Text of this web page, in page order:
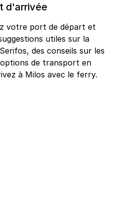
d'arrivée
votre port de départ et
utiles sur la
des conseils sur les
de transport en
à Milos avec le ferry.